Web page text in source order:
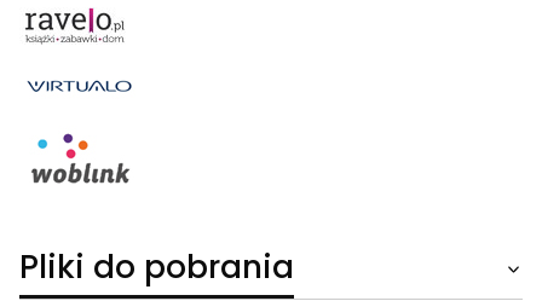
Pliki do pobrania